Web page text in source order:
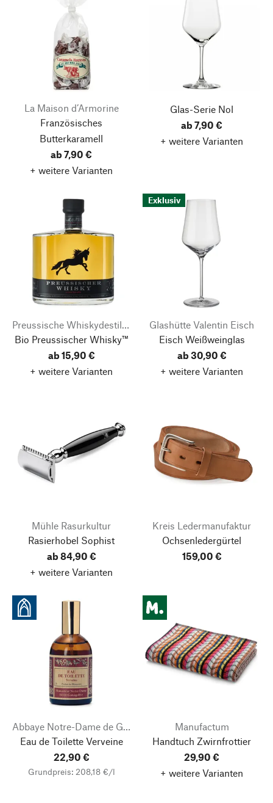
La Maison d’Armorine
Französisches
Butterkaramell
ab 7,90 €
+ weitere Varianten
Glas-Serie Nol
ab 7,90 €
+ weitere Varianten
Preussische Whiskydestillerie
Bio Preussischer Whisky™
ab 15,90 €
+ weitere Varianten
Exklusiv
Glashütte Valentin Eisch
Eisch Weißweinglas
ab 30,90 €
+ weitere Varianten
Mühle Rasurkultur
Rasierhobel Sophist
ab 84,90 €
+ weitere Varianten
Kreis Ledermanufaktur
Ochsenledergürtel
159,00 €
Abbaye Notre-Dame de Ganagobie
Eau de Toilette Verveine
22,90 €
Grundpreis: 208,18 €/l
Manufactum
Handtuch Zwirnfrottier
29,90 €
+ weitere Varianten